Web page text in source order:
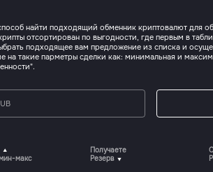
найти подходящий обменник криптовалют для
отсортирован по выгодности, где первым в
подходящее вам предложение из списка и
на такие парметры сделки как: минимальная и
макс
Получаете
Резерв